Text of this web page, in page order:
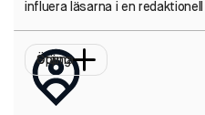
influera läsarna i en redaktionell
Öppna
Stäng